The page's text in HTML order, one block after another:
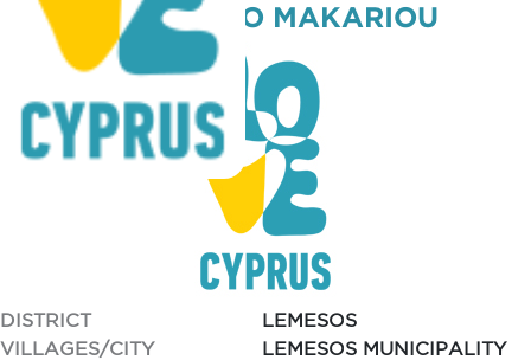
MARRONE ROSSO MAKARIOU
DISTRICT
LEMESOS
VILLAGES/CITY
LEMESOS MUNICIPALITY